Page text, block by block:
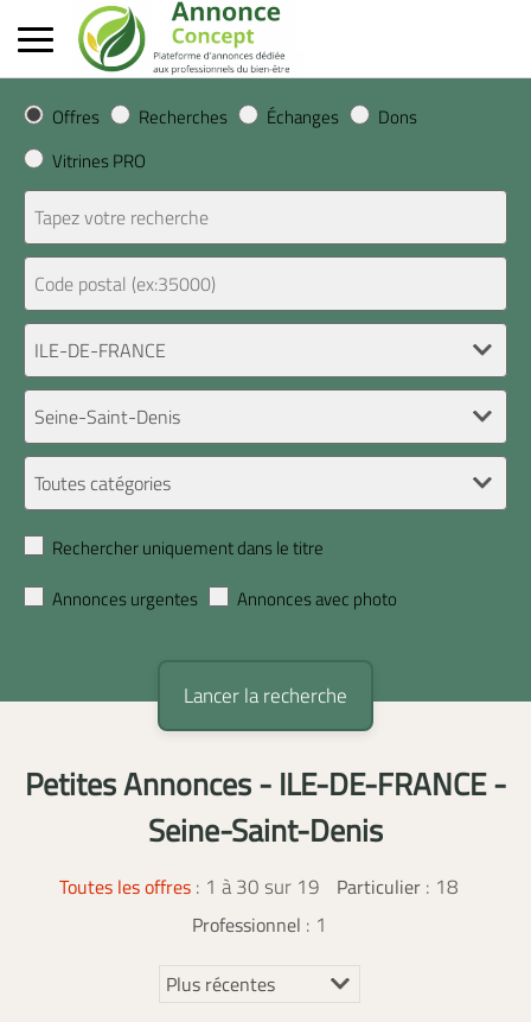
Offres Recherches Échanges
Dons
Vitrines PRO
Rechercher uniquement dans le titre
Annonces urgentes
Annonces avec photo
Petites Annonces - ILE-DE-FRANCE -
Seine-Saint-Denis
Toutes les offres : 1 à 30 sur 19 Particulier : 18
Professionnel : 1